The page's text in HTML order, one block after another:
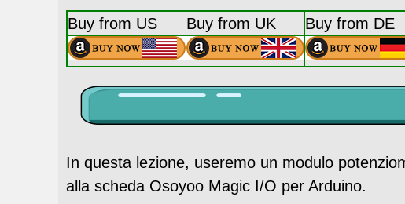
Buy from US Buy from UK Buy from DE
In questa lezione, useremo un modulo
alla scheda Osoyoo Magic I/O per Arduino.